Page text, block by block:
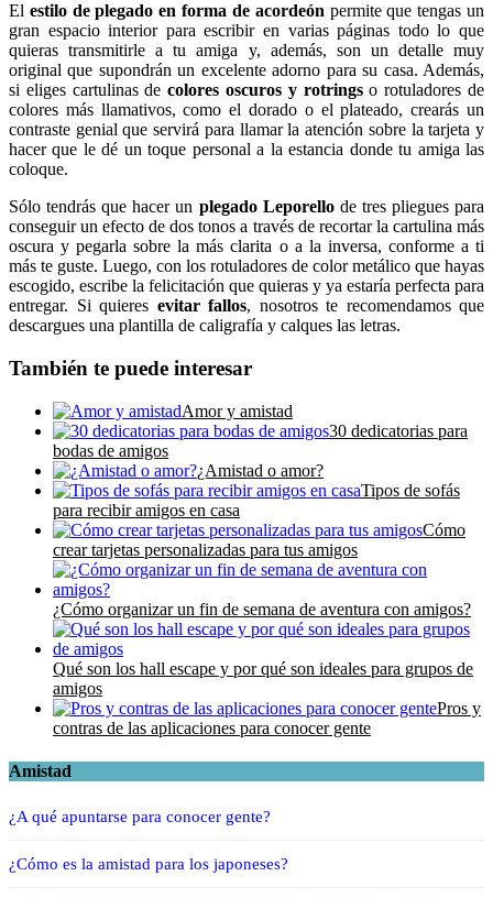
El estilo de plegado en forma de acordeón permite que tengas un
gran espacio interior para escribir en varias páginas todo lo que
quieras transmitirle a tu amiga y, además, son un detalle muy
original que supondrán un excelente adorno para su casa. Además,
si eliges cartulinas decolores oscuros y rotringso rotuladores de
colores más llamativos, como el dorado o el plateado, crearás un
contraste genial que servirá para llamar la atención sobre la tarjeta y
hacer que le dé un toque personal a la estancia donde tu amiga las
coloque.
Sólo tendrás que hacer un plegado Leporellode tres pliegues para
conseguir un efecto de dos tonos a través de recortar la cartulina más
oscura y pegarla sobre la más clarita o a la inversa, conforme a ti
más te guste. Luego, con los rotuladores de color metálico que hayas
escogido, escribe la felicitación que quieras y ya estaría perfecta para
entregar. Si quieres evitar fallos, nosotros te recomendamos que
descargues una plantilla de caligrafía y calques las letras.
También te puede interesar
Amor y amistad
30 dedicatorias para
bodas de amigos
¿Amistad o amor?
Tipos de sofás
para recibir amigos en casa
Cómo
crear tarjetas personalizadas para tus amigos
¿Cómo organizar un fin de semana de aventura con amigos?
Qué son los hall escape y por qué son ideales para grupos de
amigos
Pros y
contras de las aplicaciones para conocer gente
Amistad
¿A qué apuntarse para conocer gente?
¿Cómo es la amistad para los japoneses?